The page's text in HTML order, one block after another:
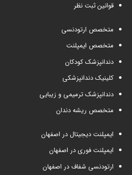
قوانین ثبت نظر
متخصص ارتودنسی
متخصص ایمپلنت
دندانپزشک کودکان
کلینیک دندانپزشکی
دندانپزشک ترمیمی و زیبایی
متخصص ریشه دندان
ایمپلنت دیجیتال در اصفهان
ایمپلنت فوری در اصفهان
ارتودنسی شفاف در اصفهان